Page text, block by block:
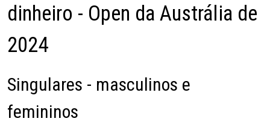
dinheiro - Open da Austrália de
2024
Singulares - masculinos e
femininos